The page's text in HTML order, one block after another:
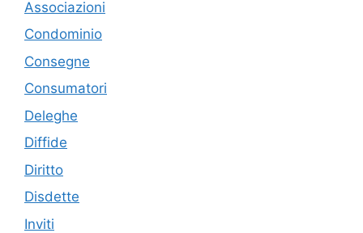
Associazioni
Condominio
Consegne
Consumatori
Deleghe
Diffide
Diritto
Disdette
Inviti